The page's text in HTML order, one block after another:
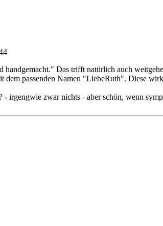
Das trifft natürlich auch
dem passenden Namen "LiebeRuth". Diese
- irgengwie zwar nichts - aber schön, wenn